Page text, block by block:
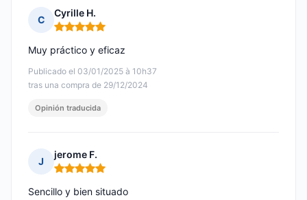
C
Cyrille H.
Nota: 5 de 5
Publicado el 03/01/2025 à 10h37
tras una compra de 29/12/2024
Muy práctico y eficaz
Opinión traducida
J
jerome F.
Nota: 5 de 5
Sencillo y bien situado